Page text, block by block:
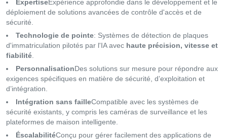
ExpertiseExpérience approfondie dans le développement et le
déploiement de solutions avancées de contrôle d'accès et de
sécurité.
Technologie de pointe: Systèmes de détection de plaques
d'immatriculation pilotés par l'IA avec haute précision, vitesse et
fiabilité
PersonnalisationDes solutions sur mesure pour répondre aux
exigences spécifiques en matière de sécurité, d’exploitation et
d’intégration.
Intégration sans failleCompatible avec les systèmes de
sécurité existants, y compris les caméras de surveillance et les
plateformes de maison intelligente.
ÉscalabilitéConçu pour gérer facilement des applications de